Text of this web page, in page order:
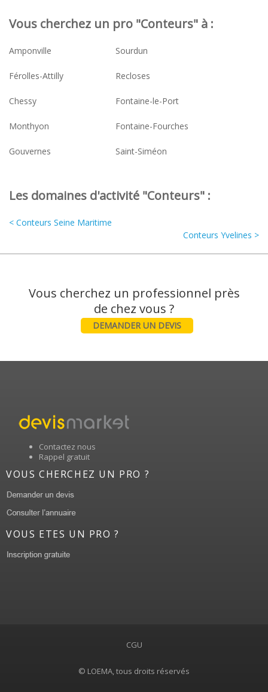
Vous cherchez un pro "Conteurs" à :
Amponville Sourdun
Férolles-Attilly Recloses
Chessy Fontaine-le-Port
Monthyon Fontaine-Fourches
Gouvernes Saint-Siméon
Les domaines d'activité "Conteurs" :
< Conteurs Seine Maritime
Conteurs Yvelines >
Vous cherchez un professionnel près
DEMANDER UN DEVIS
Contactez nous
Rappel gratuit
VOUS CHERCHEZ UN PRO ?
VOUS ETES UN PRO ?
CGU
© LOEMA, tous droits réservés